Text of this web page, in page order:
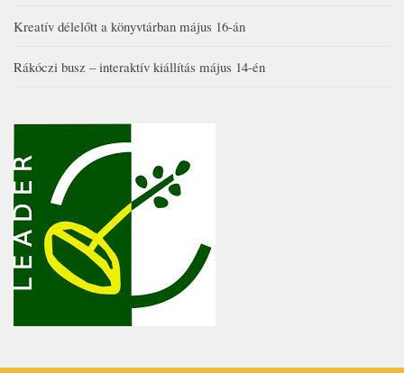
Kreatív délelőtt a könyvtárban május 16-án
Rákóczi busz – interaktív kiállítás május 14-én